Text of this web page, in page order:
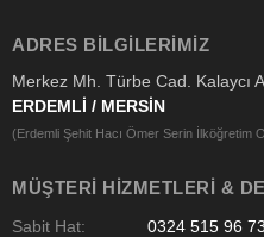
ADRES BILGILERIMIZ
Merkez Mh. Türbe Cad. Kalaycı
ERDEMLİ / MERSİN
(Erdemli Şehit Hacı Ömer Serin İlköğretim
MÜŞTERI HIZMETLERI &
Sabit Hat: 0324 515 96 73